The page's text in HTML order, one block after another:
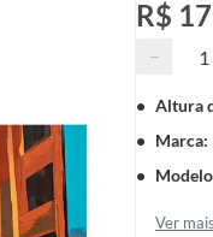
R$
−
Altura
Marca:
Modelo
Ver mais